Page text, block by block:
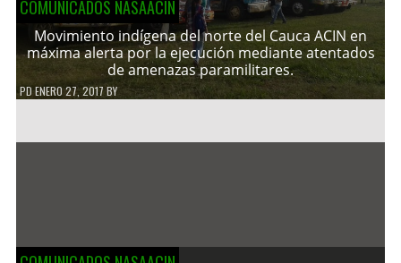
COMUNICADOS NASAACIN
Movimiento indígena del norte del Cauca ACIN en
máxima alerta por la ejecución mediante atentados
de amenazas paramilitares.
PDENERO 27, 2017 BY